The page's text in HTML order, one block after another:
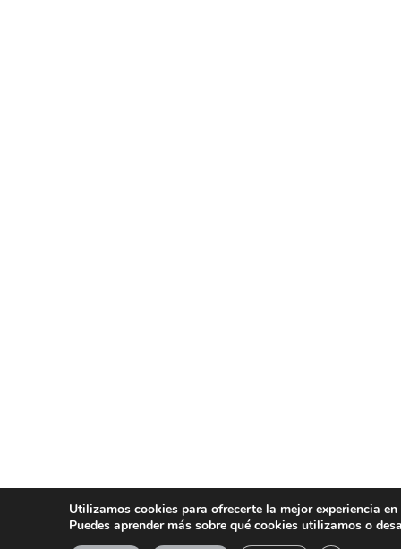
Utilizamos cookies para ofrecerte la mejor experiencia
Puedes aprender más sobre qué cookies utilizamos o